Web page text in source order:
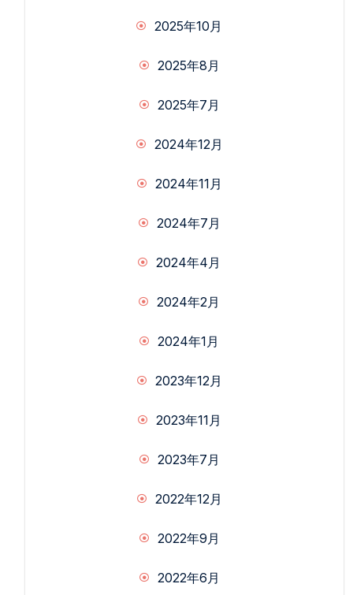
2025年10月
2025年8月
2025年7月
2024年12月
2024年11月
2024年7月
2024年4月
2024年2月
2024年1月
2023年12月
2023年11月
2023年7月
2022年12月
2022年9月
2022年6月